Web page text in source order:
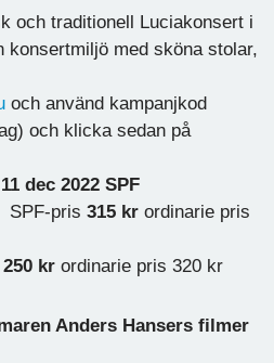
och traditionell Luciakonsert i
konsertmiljö med sköna stolar,
och använd kampanjkod
och klicka sedan på
dec 2022 SPF
SPF-pris 315 kr ordinarie pris
250 kr ordinarie pris 320 kr
Anders Hansers filmer